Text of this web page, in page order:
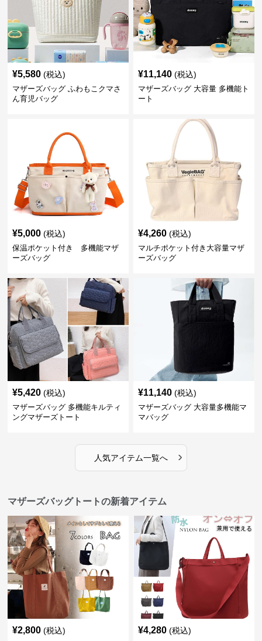
¥5,580 (税込)
マザーズバッグ ふわもこクマさ
ん育児バッグ
¥11,140 (税込)
マザーズバッグ 大容量 多機能ト
ート
¥5,000 (税込)
保温ポケット付き 多機能マザ
ーズバッグ
¥4,260 (税込)
マルチポケット付き大容量マザ
ーズバッグ
¥5,420 (税込)
マザーズバッグ 多機能キルティ
ングマザーズトート
¥11,140 (税込)
マザーズバッグ 大容量多機能マ
マバッグ
人気アイテム一覧へ ›
マザーズバッグトートの新着アイテム
¥2,800 (税込) ¥4,280 (税込)